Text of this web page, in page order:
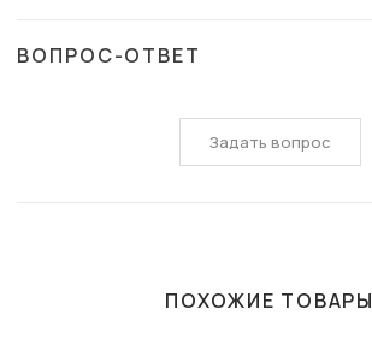
ВОПРОС-ОТВЕТ
Задать вопрос
ПОХОЖИЕ ТОВАРЫ